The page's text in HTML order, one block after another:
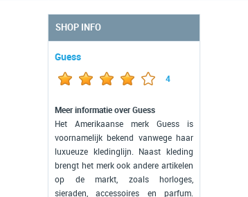
SHOP INFO
Guess
4
Meer informatie over Guess
Het Amerikaanse merk Guess is
voornamelijk bekend vanwege haar
luxueuze kledinglijn. Naast kleding
brengt het merk ook andere artikelen
op de markt, zoals horloges,
sieraden, accessoires en parfum.